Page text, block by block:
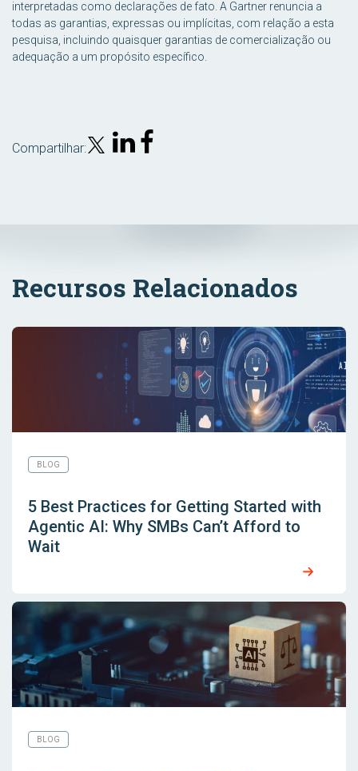
interpretadas como declarações de fato. A Gartner renuncia a
todas as garantias, expressas ou implícitas, com relação a esta
pesquisa, incluindo quaisquer garantias de comercialização ou
adequação a um propósito específico.
Compartilhar:
Recursos Relacionados
BLOG
5 Best Practices for Getting Started with
Agentic AI: Why SMBs Can’t Afford to
Wait
BLOG